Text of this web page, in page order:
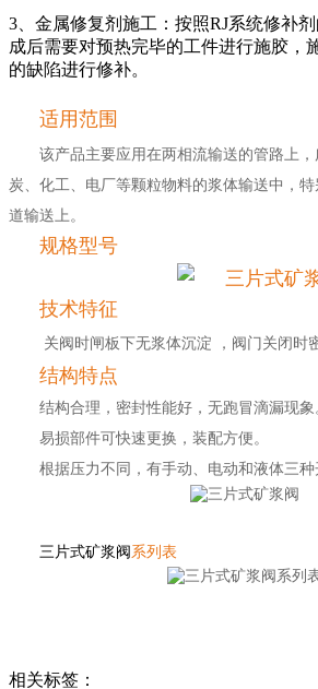
3、金属修复剂施工：按照RJ系统修补
成后需要对预热完毕的工件进行施胶，
的缺陷进行修补。
适用范围
该产品主要应用在两相流输送的管路上
炭、化工、电厂等颗粒物料的浆体输送中，
道输送上。
规格型号
技术特征
关阀时闸板下无浆体沉淀 ，阀门关闭时
结构特点
结构合理，密封性能好，无跑冒滴漏现象
易损部件可快速更换，装配方便。
根据压力不同，有手动、电动和液体三种
三片式矿浆阀系列表
相关标签：